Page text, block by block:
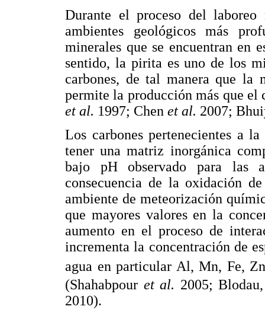
Durante el proceso del
ambientes geológicos más
minerales que se encuentran en
sentido, la pirita es uno de los
carbones, de tal manera que la
permite la producción más que el
et al. 1997; Chen et al. 2007;
Los carbones pertenecientes a
tener una matriz inorgánica
bajo pH observado para las
consecuencia de la oxidación
ambiente de meteorización
que mayores valores en la
aumento en el proceso de
incrementa la concentración de
agua en particular Al, Mn, Fe,
(Shahabpour et al. 2005;
2010).